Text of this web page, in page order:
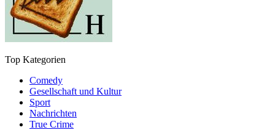
Top Kategorien
Comedy
Gesellschaft und Kultur
Sport
Nachrichten
True Crime